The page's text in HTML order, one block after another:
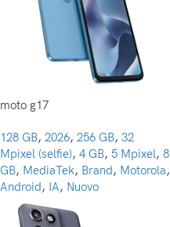
moto g17
128 GB, 2026, 256 GB, 32
Mpixel (selfie), 4 GB, 5 Mpixel, 8
GB, MediaTek, Brand, Motorola,
Android, IA, Nuovo